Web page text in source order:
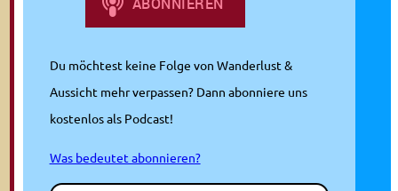
Du möchtest keine Folge von Wanderlust &
Aussicht mehr verpassen? Dann abonniere uns
kostenlos als Podcast!
Was bedeutet abonnieren?